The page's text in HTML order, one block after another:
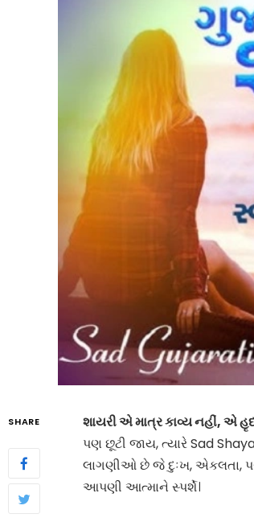
SHARE શાયરી એ માત્ર કાવ્ય નહીં, એ
પણ છૂટી જાય, ત્યારેSad
લાગણીઓ છે જે દુઃખ, એકલતા,
આપણી આત્માને સ્પર્શે।